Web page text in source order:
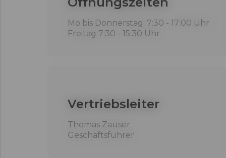
Mo bis Donnerstag: 7:30 - 17:00 Uhr
Freitag 7:30 - 15:30 Uhr
Vertriebsleiter
Thomas Zauser
Geschäftsführer